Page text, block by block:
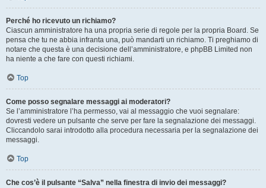
Perché ho ricevuto un richiamo?
Ciascun amministratore ha una propria serie di regole per la propria Board. Se
pensa che tu ne abbia infranta una, può mandarti un richiamo. Ti preghiamo di
notare che questa è una decisione dell’amministratore, e phpBB Limited non
ha niente a che fare con questi richiami.
Top
Come posso segnalare messaggi ai moderatori?
Se l’amministratore l’ha permesso, vai al messaggio che vuoi segnalare:
dovresti vedere un pulsante che serve per fare la segnalazione dei messaggi.
Cliccandolo sarai introdotto alla procedura necessaria per la segnalazione dei
messaggi.
Top
Che cos’è il pulsante “Salva” nella finestra di invio dei messaggi?